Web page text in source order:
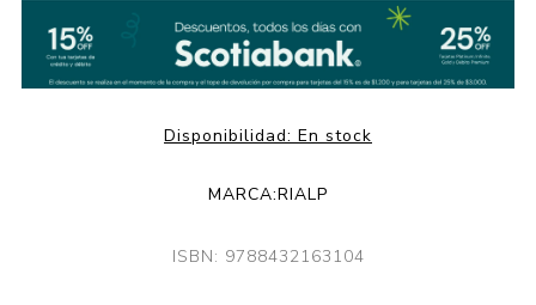
Disponibilidad: En stock
MARCA:RIALP
ISBN: 9788432163104